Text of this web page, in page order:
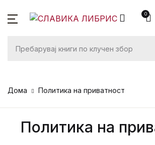
0
SHOP BY CATEGORY
Автори
Корисничка
Вашата
Дома Политика на приватност
Политика на